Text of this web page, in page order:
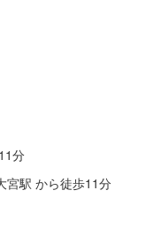
分
駅 から徒歩11分